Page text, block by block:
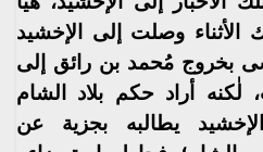
الأثناء وصلت إلى الإخشيد
بخروج مُحمد بن رائق إلى
أراد حكم بلاد الشام
يطالبه بجزية عن